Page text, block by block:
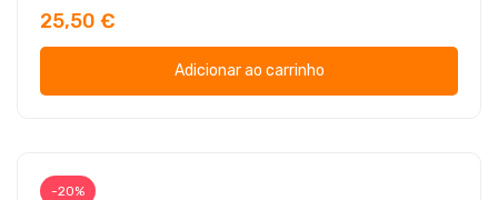
25,50 €
Adicionar ao carrinho
-20%